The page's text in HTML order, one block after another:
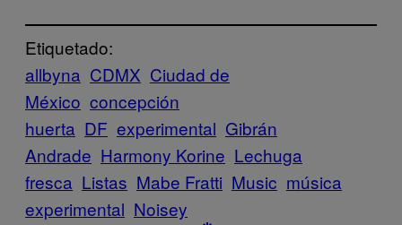
Etiquetado:
allbyna CDMX Ciudad de
México concepción
huerta DF experimental Gibrán
Andrade Harmony Korine Lechuga
fresca Listas Mabe Fratti Music música
experimental Noisey